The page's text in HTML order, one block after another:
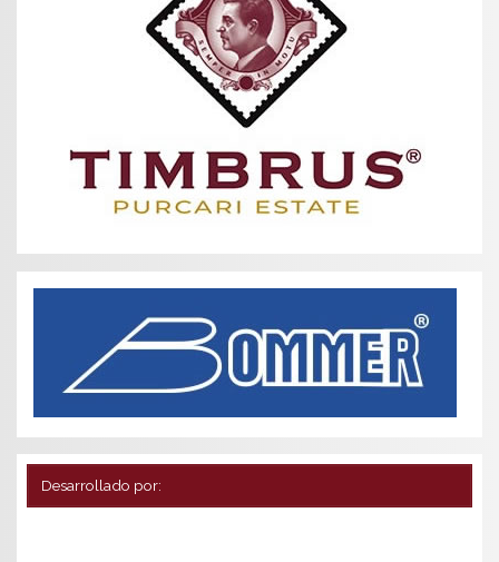
Desarrollado por: